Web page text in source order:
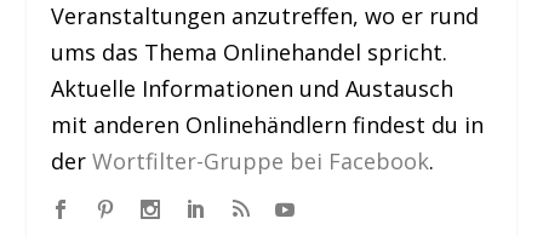
Veranstaltungen anzutreffen, wo er rund
ums das Thema Onlinehandel spricht.
Aktuelle Informationen und Austausch
mit anderen Onlinehändlern findest du in
derWortfilter-Gruppe bei Facebook.